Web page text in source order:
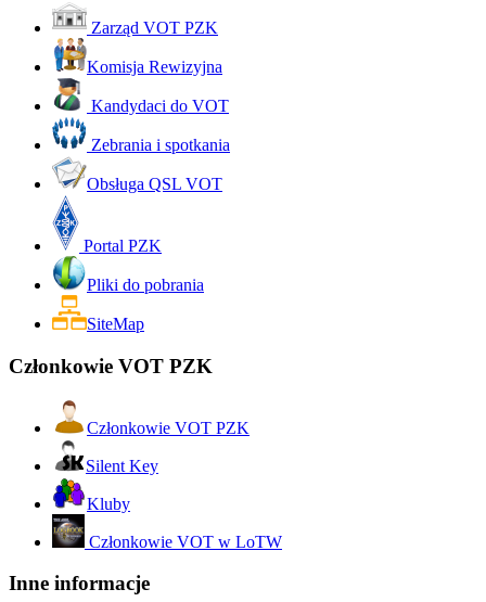
Zarząd VOT PZK
Komisja Rewizyjna
Kandydaci do VOT
Zebrania i spotkania
Obsługa QSL VOT
Portal PZK
Pliki do pobrania
SiteMap
Członkowie VOT PZK
Członkowie VOT PZK
Silent Key
Kluby
Członkowie VOT w LoTW
Inne informacje